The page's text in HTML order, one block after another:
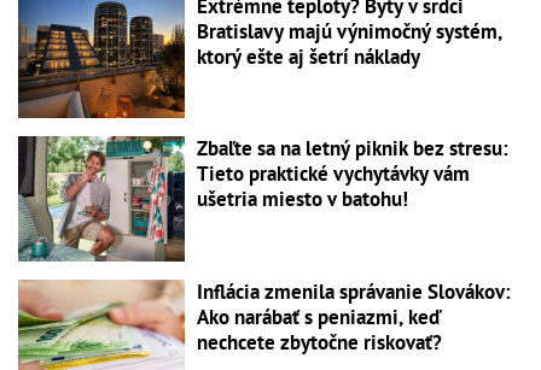
Extrémne teploty? Byty v srdci
Bratislavy majú výnimočný systém,
ktorý ešte aj šetrí náklady
Zbaľte sa na letný piknik bez stresu:
Tieto praktické vychytávky vám
ušetria miesto v batohu!
Inflácia zmenila správanie Slovákov:
Ako narábať s peniazmi, keď
nechcete zbytočne riskovať?